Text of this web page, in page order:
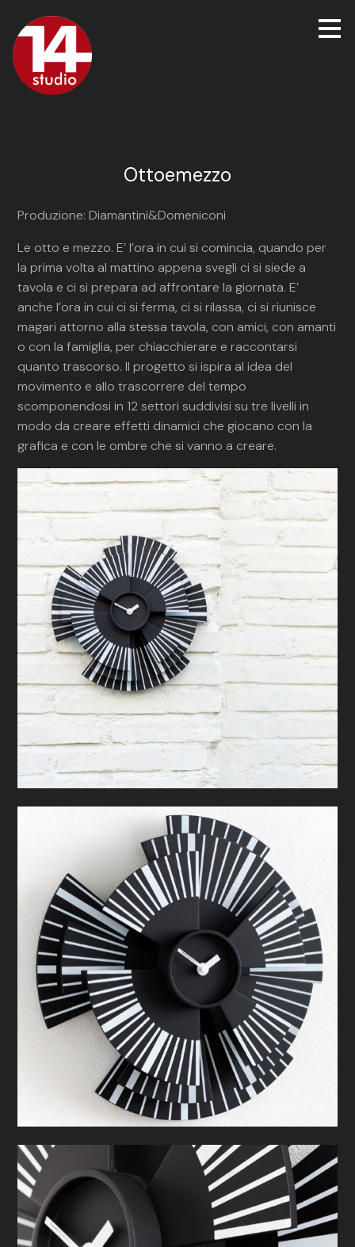
Passa
ai
contenuti
principali
Ottoemezzo
Produzione: Diamantini&Domeniconi
Le otto e mezzo. E’ l’ora in cui si comincia, quando per
la prima volta al mattino appena svegli ci si siede a
tavola e ci si prepara ad affrontare la giornata. E’
anche l’ora in cui ci si ferma, ci si rilassa, ci si riunisce
magari attorno alla stessa tavola, con amici, con amanti
o con la famiglia, per chiacchierare e raccontarsi
quanto trascorso. Il progetto si ispira al idea del
movimento e allo trascorrere del tempo
scomponendosi in 12 settori suddivisi su tre livelli in
modo da creare effetti dinamici che giocano con la
grafica e con le ombre che si vanno a creare.